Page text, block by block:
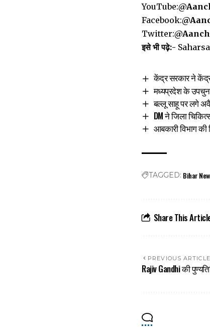
YouTube:
Facebook:
Twitter:
इसे भी पढ़े:- Saharsa
केंद्र सरकार ने
मध्यप्रदेश के
बल्लू साहू पर लगे
DM ने जिला
आबकारी विभाग
TAGGED: Bihar
Share This
PREVIOUS ARTICLE
Rajiv Gandhi की